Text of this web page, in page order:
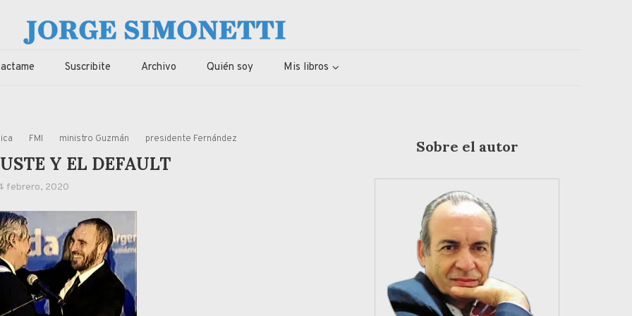
economia de Corrientes, Argentina y el Mundo
Suscribite Archivo Quién soy Mis libros
FMI ministro Guzmán presidente Fernández
Y EL DEFAULT
febrero, 2020
Sobre el autor